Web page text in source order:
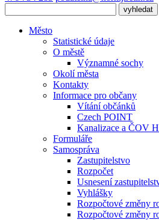
Město
Statistické údaje
O městě
Významné sochy
Okolí města
Kontakty
Informace pro občany
Vítání občánků
Czech POINT
Kanalizace a ČOV
Formuláře
Samospráva
Zastupitelstvo
Rozpočet
Usnesení
Vyhlášky
Rozpočtové změny
Rozpočtové změny